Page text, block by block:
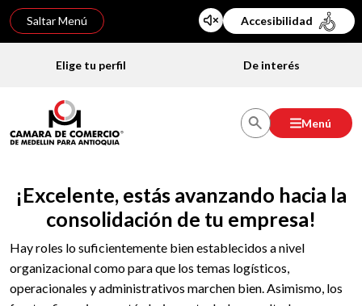
Saltar Menú Accesibilidad
Elige tu perfil De interés
Menú
¡Excelente, estás avanzando hacia la
consolidación de tu empresa!
Hay roles lo suficientemente bien establecidos a nivel
organizacional como para que los temas logísticos,
operacionales y administrativos marchen bien. Asimismo, los